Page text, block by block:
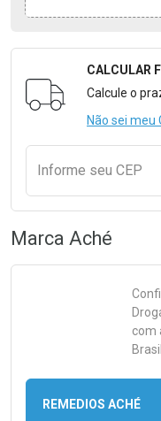
Formulário para
CALCULAR
Calcule o
Não sei meu
Informe seu CEP
Marca Aché
com
Brasil.
REMEDIOS ACHÉ